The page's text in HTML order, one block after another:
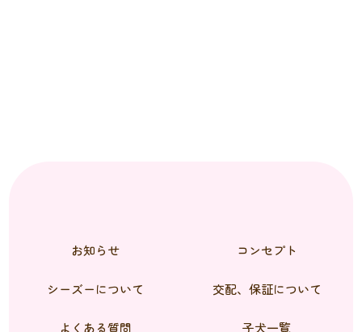
お知らせ コンセプト
シーズーについて 交配、保証について
よくある質問 子犬一覧